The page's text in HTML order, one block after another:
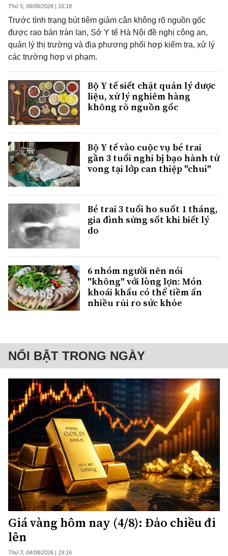
Thứ 5, 06/08/2026 | 16:18
Trước tình trạng bút tiêm giảm cân không rõ nguồn gốc
được rao bán tràn lan, Sở Y tế Hà Nội đề nghị công an,
quản lý thị trường và địa phương phối hợp kiểm tra, xử lý
các trường hợp vi phạm.
Bộ Y tế siết chặt quản lý dược
liệu, xử lý nghiêm hàng
không rõ nguồn gốc
Bộ Y tế vào cuộc vụ bé trai
gần 3 tuổi nghi bị bạo hành tử
vong tại lớp can thiệp "chui"
Bé trai 3 tuổi ho suốt 1 tháng,
gia đình sửng sốt khi biết lý
do
6 nhóm người nên nói
"không" với lòng lợn: Món
khoái khẩu có thể tiềm ẩn
nhiều rủi ro sức khỏe
NỔI BẬT TRONG NGÀY
Giá vàng hôm nay (4/8): Đảo chiều đi
lên
Thứ 3, 04/08/2026 | 19:16